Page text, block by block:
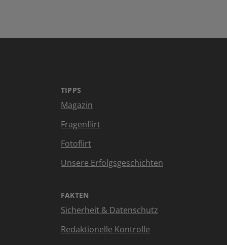
TIPPS
Magazin
Fragenflirt
Fotoflirt
Unsere Erfolgsgeschichten
FAKTEN
Sicherheit & Datenschutz
Redaktionelle Kontrolle